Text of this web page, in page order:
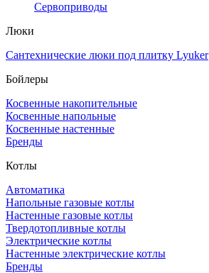
Сервоприводы
Люки
Сантехнические люки под плитку Lyuker
Бойлеры
Косвенные накопительные
Косвенные напольные
Косвенные настенные
Бренды
Котлы
Автоматика
Напольные газовые котлы
Настенные газовые котлы
Твердотопливные котлы
Электрические котлы
Настенные электрические котлы
Бренды